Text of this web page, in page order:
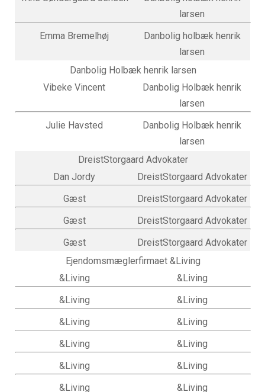
larsen
Emma Bremelhøj
Danbolig holbæk henrik
larsen
Danbolig Holbæk henrik larsen
Vibeke Vincent
Danbolig Holbæk henrik
larsen
Julie Havsted
Danbolig Holbæk henrik
larsen
DreistStorgaard Advokater
Dan Jordy
DreistStorgaard Advokater
Gæst
DreistStorgaard Advokater
Gæst
DreistStorgaard Advokater
Gæst
DreistStorgaard Advokater
Ejendomsmæglerfirmaet &Living
&Living
&Living
&Living
&Living
&Living
&Living
&Living
&Living
&Living
&Living
&Living
&Living